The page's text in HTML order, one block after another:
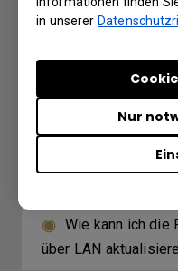
in unserer
Nur
kann dies behoben
Was kann ich
Projektionsfläche
Dupliziermodus
Wie kann ich die
über LAN